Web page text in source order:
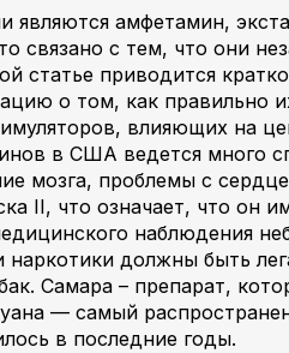
амфетамин,
с тем, что они
приводится
о том, как правильно
влияющих на
в США ведется много
мозга, проблемы с
II, что означает, что он
наблюдения
должны быть
Самара – препарат,
— самый
в последние годы.